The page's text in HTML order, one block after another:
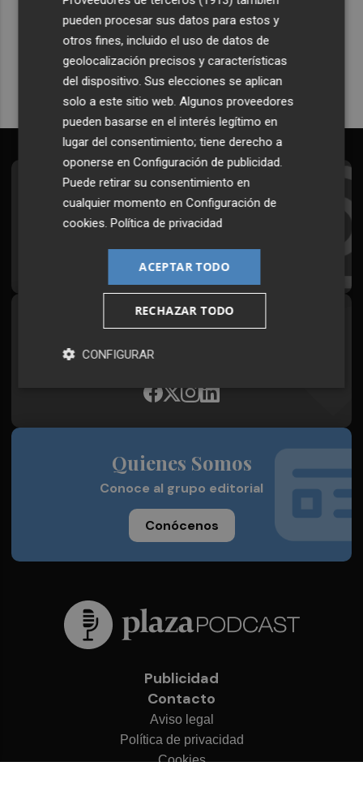
Plaza Podcast en tu correo
Quiero suscribirme
Suscríbete al Boletín
Todos los días a primera hora en tu email
Síguenos en redes
Plaza Podcast, desde cualquier medio
Quienes Somos
Conoce al grupo editorial
Conócenos
Publicidad
Contacto
Aviso legal
Política de privacidad
Cookies
pueden procesar sus datos para estos y
otros fines, incluido el uso de datos de
geolocalización precisos y características
del dispositivo. Sus elecciones se aplican
solo a este sitio web. Algunos proveedores
pueden basarse en el interés legítimo en
lugar del consentimiento; tiene derecho a
oponerse enConfiguración de publicidad.
Puede retirar su consentimiento en
cualquier momento enConfiguración de
cookies.Política de privacidad
ACEPTAR TODO
RECHAZAR TODO
CONFIGURAR